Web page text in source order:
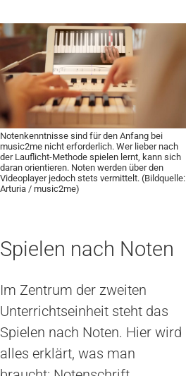
Notenkenntnisse sind für den Anfang bei
music2me nicht erforderlich. Wer lieber nach
der Lauflicht-Methode spielen lernt, kann sich
daran orientieren. Noten werden über den
Videoplayer jedoch stets vermittelt. (Bildquelle:
Arturia / music2me)
Spielen nach Noten
Im Zentrum der zweiten
Unterrichtseinheit steht das
Spielen nach Noten. Hier wird
alles erklärt, was man